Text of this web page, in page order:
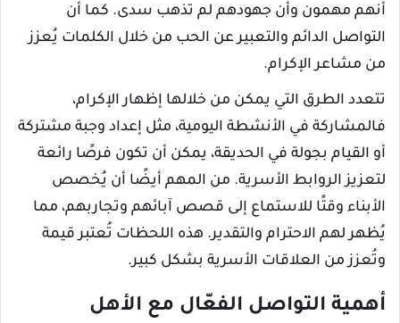
أنهم مهمون وأن جهودهم لم تذهب سدى. كما أن
التواصل الدائم والتعبير عن الحب من خلال الكلمات يُعزز
من مشاعر الإكرام.
تتعدد الطرق التي يمكن من خلالها إظهار الإكرام،
فالمشاركة في الأنشطة اليومية، مثل إعداد وجبة مشتركة
أو القيام بجولة في الحديقة، يمكن أن تكون فرصًا رائعة
لتعزيز الروابط الأسرية. من المهم أيضًا أن يُخصص
الأبناء وقتًا للاستماع إلى قصص آبائهم وتجاربهم، مما
يُظهر لهم الاحترام والتقدير. هذه اللحظات تُعتبر قيمة
وتُعزز من العلاقات الأسرية بشكل كبير.
أهمية التواصل الفعّال مع الأهل